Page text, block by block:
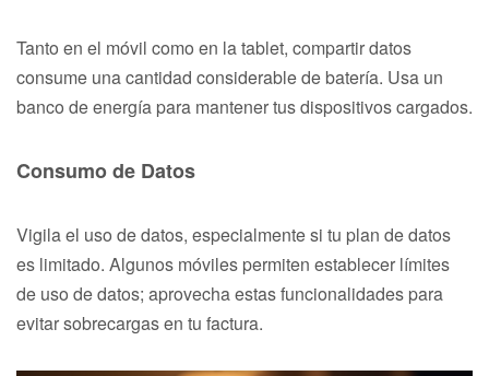
Tanto en el móvil como en la tablet, compartir datos
consume una cantidad considerable de batería. Usa un
banco de energía para mantener tus dispositivos cargados.
Consumo de Datos
Vigila el uso de datos, especialmente si tu plan de datos
es limitado. Algunos móviles permiten establecer límites
de uso de datos; aprovecha estas funcionalidades para
evitar sobrecargas en tu factura.